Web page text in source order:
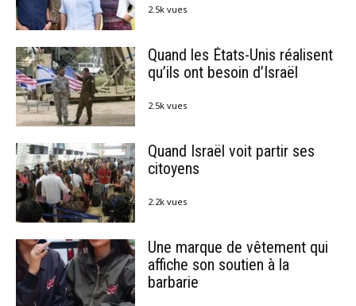
2.5k vues
Quand les États-Unis réalisent
qu’ils ont besoin d’Israël
2.5k vues
Quand Israël voit partir ses
citoyens
2.2k vues
Une marque de vêtement qui
affiche son soutien à la
barbarie